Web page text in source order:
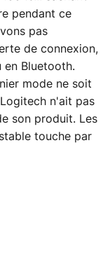
pendant ce
pas
de connexion,
en Bluetooth.
mode ne soit
n'ait pas
son produit. Les
touche par